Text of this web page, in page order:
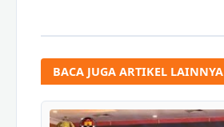
BACA JUGA ARTIKEL LAINNYA